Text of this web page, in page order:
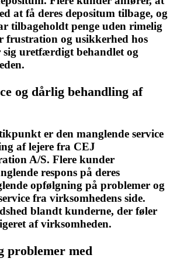
at få deres depositum tilbage, og
tilbageholdt penge uden rimelig
frustration og usikkerhed hos
uretfærdigt behandlet og
og dårlig behandling af
er den manglende service
af lejere fra CEJ
A/S. Flere kunder
respons på deres
opfølgning på problemer og
fra virksomhedens side.
blandt kunderne, der føler
af virksomheden.
problemer med